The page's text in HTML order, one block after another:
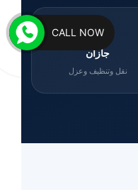
🌊
جازان
نقل وتنظيف وعزل
CALL NOW